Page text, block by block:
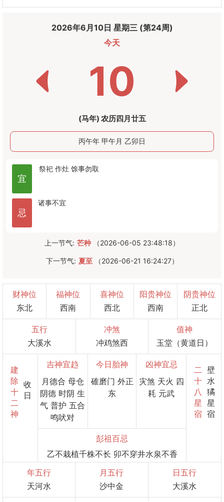
2026年6月10日 星期三 (第24周)
今天
10
(马年) 农历四月廿五
丙午年 甲午月 乙卯日
宜
祭祀 作灶 馀事勿取
忌
诸事不宜
上一节气: 芒种 （2026-06-05 23:48:18）
下一节气: 夏至 （2026-06-21 16:24:27）
财神位
东北
福神位
西南
喜神位
西北
阳贵神位
西南
阴贵神位
正北
五行
大溪水
冲煞
冲鸡煞西
值神
玉堂（黄道日）
建
除
十
二
神
收
日
吉神宜趋
月德合 母仓
阴德 时阴 生
气 普护 五合
鸣吠对
今日胎神
碓磨门 外正
东
凶神宜忌
灾煞 天火 四
耗 元武
彭祖百忌
乙不栽植千株不长 卯不穿井水泉不香
二
十
八
星
宿
壁
水
獝
星
宿
年五行
天河水
月五行
沙中金
日五行
大溪水